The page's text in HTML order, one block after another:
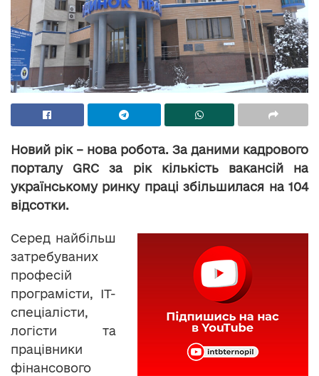
Новий рік – нова робота. За даними кадрового
порталу GRC за рік кількість вакансій на
українському ринку праці збільшилася на 104
відсотки.
Серед найбільш
затребуваних
професій
програмісти, IT-
спеціалісти,
логісти та
працівники
фінансового